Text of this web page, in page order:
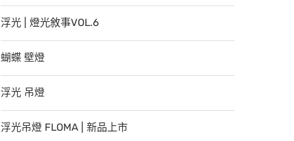
浮光 | 燈光敘事VOL.6
蝴蝶 壁燈
浮光 吊燈
浮光吊燈 FLOMA | 新品上市